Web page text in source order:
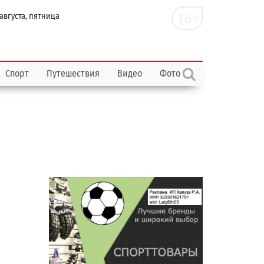
пятница
Спорт Путешествия Видео Фото